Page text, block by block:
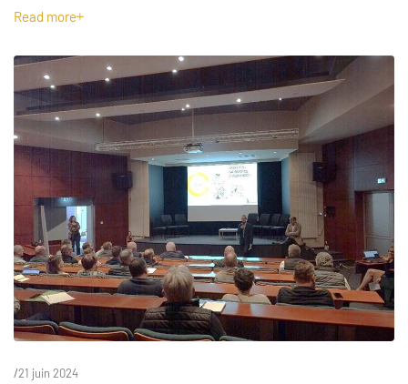
Read more
/21 juin 2024